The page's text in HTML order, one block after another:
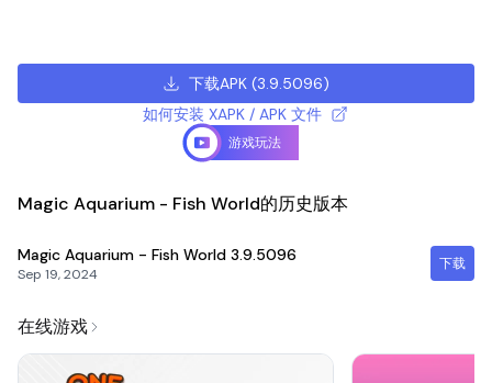
下载APK(3.9.5096)
如何安装 XAPK / APK 文件
游戏玩法
Magic Aquarium - Fish World的历史版本
Magic Aquarium - Fish World 3.9.5096
Sep 19, 2024
下载
在线游戏